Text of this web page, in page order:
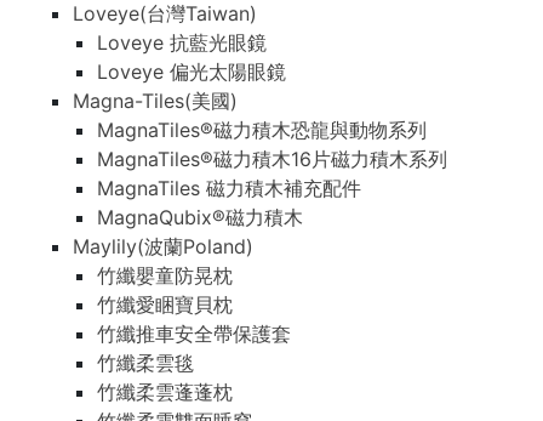
Loveye(台灣Taiwan)
Loveye 抗藍光眼鏡
Loveye 偏光太陽眼鏡
Magna-Tiles(美國)
MagnaTiles®磁力積木恐龍與動物系列
MagnaTiles®磁力積木16片磁力積木系列
MagnaTiles 磁力積木補充配件
MagnaQubix®磁力積木
Maylily(波蘭Poland)
竹纖嬰童防晃枕
竹纖愛睏寶貝枕
竹纖推車安全帶保護套
竹纖柔雲毯
竹纖柔雲蓬蓬枕